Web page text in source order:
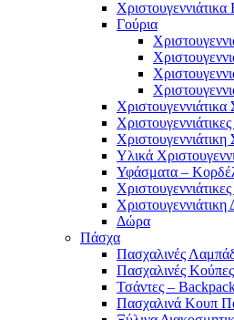
Χριστουγεννιάτικα
Γούρια
Χριστουγεννιάτικα
Υλικά
Υφάσματα –
Δώρα
Πάσχα
Πασχαλινές
Πασχαλινές Κούπες
Τσάντες –
Πασχαλινά Κουπ